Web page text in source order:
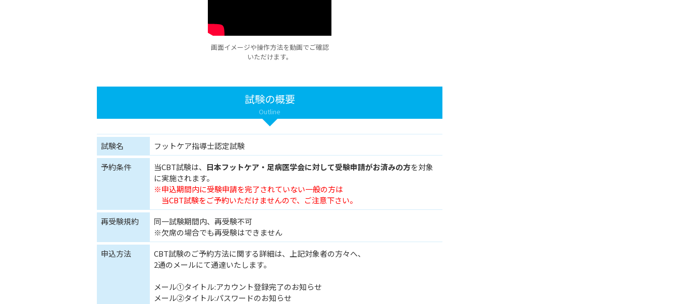
画面イメージや操作方法を動画でご確認
いただけます。
試験の概要
Outline
試験名
フットケア指導士認定試験
予約条件
当CBT試験は、 日本フットケア・足病医学会に対して受験申請がお済みの方を対象
に実施されます。
※申込期間内に受験申請を完了されていない一般の方は
当CBT試験をご予約いただけませんので、ご注意下さい。
再受験規約
同一試験期間内、再受験不可
※欠席の場合でも再受験はできません
申込方法
CBT試験のご予約方法に関する詳細は、上記対象者の方々へ、
2通のメールにて通達いたします。
メール①タイトル:アカウント登録完了のお知らせ
メール②タイトル:パスワードのお知らせ